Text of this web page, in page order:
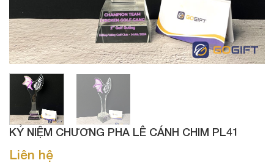
KỶ NIỆM CHƯƠNG PHA LÊ CÁNH CHIM PL41
Liên hệ